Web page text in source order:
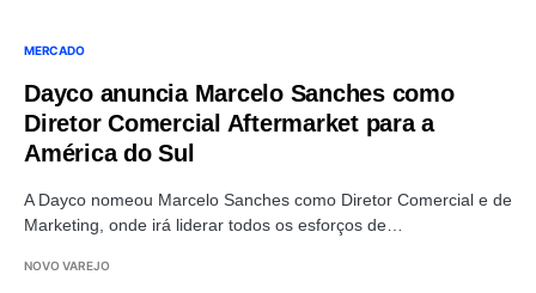
MERCADO
Dayco anuncia Marcelo Sanches como
Diretor Comercial Aftermarket para a
América do Sul
A Dayco nomeou Marcelo Sanches como Diretor Comercial e de
Marketing, onde irá liderar todos os esforços de…
NOVO VAREJO